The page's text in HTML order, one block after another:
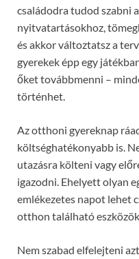
családodra tudod szabni
nyitvatartásokhoz,
és akkor változtatsz a
gyerekek épp egy
őket továbbmenni –
történhet.
Az otthoni gyereknap
költséghatékonyabb is.
utazásra költeni vagy
igazodni. Ehelyett olyan
emlékezetes napot lehet
otthon található
Nem szabad elfelejteni